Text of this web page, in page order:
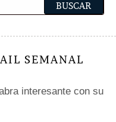
SEMANAL
interesante con su